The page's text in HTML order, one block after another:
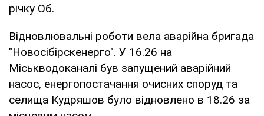
річку Об.
Відновлювальні роботи вела аварійна бригада
"Новосібірскенерго". У 16.26 на
Міськводоканалі був запущений аварійний
насос, енергопостачання очисних споруд та
селища Кудряшов було відновлено в 18.26 за